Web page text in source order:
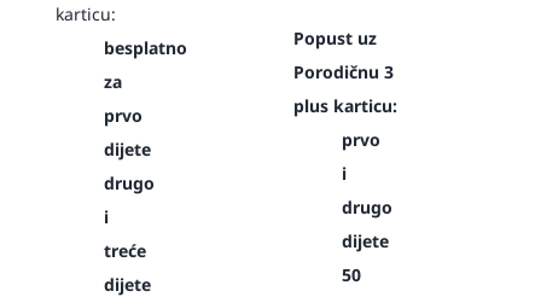
karticu:
besplatno
za
prvo
dijete
drugo
i
treće
dijete
Popust uz
Porodičnu 3
plus karticu:
prvo
i
drugo
dijete
50